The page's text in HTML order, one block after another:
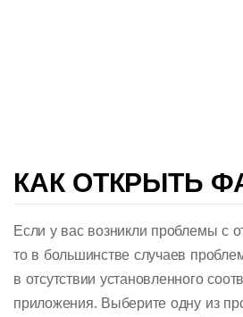
КАК ОТКРЫТЬ
Если у вас возникли проблемы с
то в большинстве случаев
в отсутствии установленного
приложения. Выберите одну из